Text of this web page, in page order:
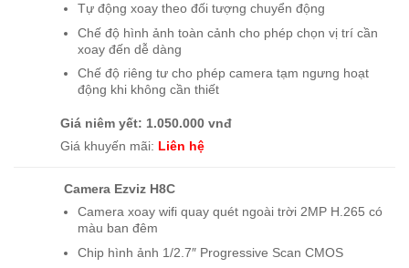
Tự động xoay theo đối tượng chuyển động
Chế độ hình ảnh toàn cảnh cho phép chọn vị trí cần
xoay đến dễ dàng
Chế độ riêng tư cho phép camera tạm ngưng hoạt
động khi không cần thiết
Giá niêm yết: 1.050.000 vnđ
Giá khuyến mãi: Liên hệ
Camera Ezviz H8C
Camera xoay wifi quay quét ngoài trời 2MP H.265 có
màu ban đêm
Chip hình ảnh 1/2.7″ Progressive Scan CMOS